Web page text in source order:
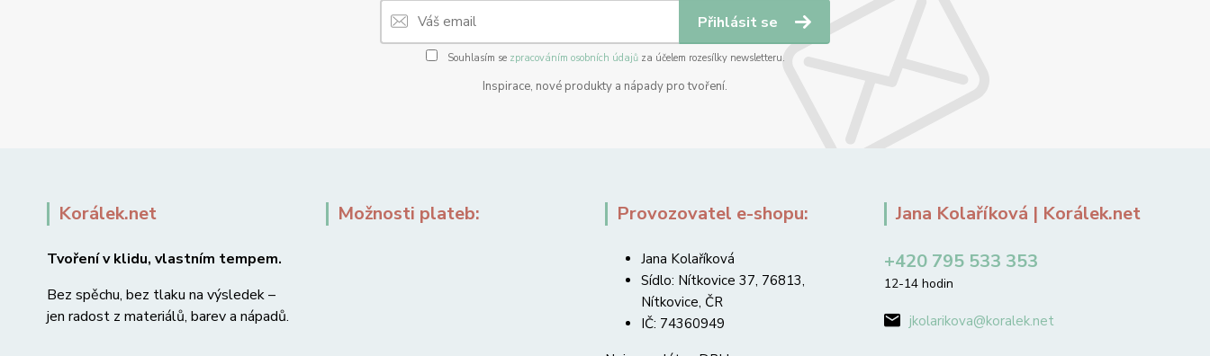
Přihlásit se
Souhlasím se zpracováním osobních údajůza účelem rozesílky newsletteru.
Inspirace, nové produkty a nápady pro tvoření.
Korálek.net
Tvoření v klidu, vlastním tempem.
Bez spěchu, bez tlaku na výsledek –
jen radost z materiálů, barev a nápadů.
Možnosti plateb: Provozovatel e-shopu:
Jana Kolaříková
Sídlo: Nítkovice 37, 76813,
Nítkovice, ČR
IČ: 74360949
Jana Kolaříková | Korálek.net
+420 795 533 353
12-14 hodin
jkolarikova@koralek.net